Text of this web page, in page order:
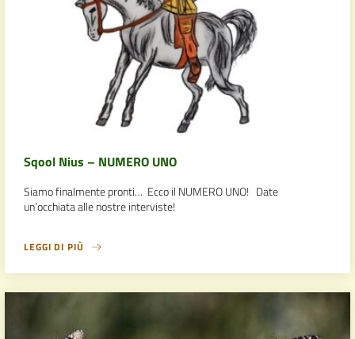
Sqool Nius – NUMERO UNO
Siamo finalmente pronti… Ecco il NUMERO UNO! Date
un’occhiata alle nostre interviste!
LEGGI DI PIÙ